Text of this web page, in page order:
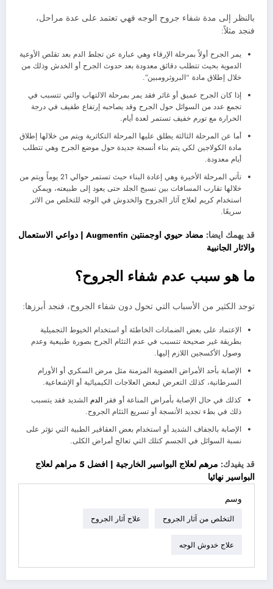
بالنظر إلى مدة شفاء جروح الوجه فهي تعتمد على عدة مراحل،
فنجد مثلاً:
يمر الجرح أولاً بمرحلة الإرقاء وهي عبارة عن تجلط الدم بعد تقلص الأوعية
الدموية بحيث تتطلب دقائق معدودة بعد حدوث الجرح أو الخدش وذلك من
خلال إطلاق مادة “البروثرومبين”.
إذا كان الجرح عميق أو غائر فقد يمر بمرحلة الالتهاب والتي تتسبب في
تجمع عدد من السوائل حول الجرح وقد يصاحبه إرتفاع طفيف في درجة
الحرارة مع تورم خفيف تستمر لعدة أيام.
أما عن المرحلة الثالثة يطلق عليها المرحلة التكاثرية ويتم من خلالها إطلاق
مادة الكولاجين لكي يتم بناء أنسجة جديدة حول موضع الجرح وهي تتطلب
أيام معدودة.
تأتي المرحلة الأخيرة وهي إعادة البناء حيث تستمر حوالي 21 يوماً ويتم من
خلالها تقارب المسافات بين نسيج الجلد حتى يعود إلى طبيعته، ويمكن
استخدام كريم لعلاج آثار الجروح والخدوش في الوجه للتخلص من الاثر
سريعًا.
قد يهمك ايضا:
مضاد حيوي اوجمنتين Augmentin | دواعي الاستعمال
والاثار الجانبية
ما هو سبب عدم شفاء الجروح؟
توجد الكثير من الأسباب التي تحول دون شفاء الجروح، فنجد أبرزها:
الإعتماد على بعض الضمادات الخاطئة أو استخدام الخيوط التجميلية
بطريقة غير صحيحة تتسبب في عدم التئام الجرح بصورة طبيعية وعدم
وصول الأكسجين اللازم إليها.
الإصابة بأحد الأمراض العضوية المزمنة مثل مرض السكري أو الأورام
السرطانية، كذلك التعرض لبعض العلاجات الكيميائية أو الإشعاعية.
كذلك في حال الإصابة بأمراض المناعة أو فقر الدم الشديد فقد يتسبب
ذلك في بطء تجديد الأنسجة أو تسريع التئام الجروح.
الإصابة بالجفاف الشديد أو استخدام بعض العقاقير الطبية التي تؤثر على
نسبة السوائل في الجسم كتلك التي تعالج أمراض الكلى.
قد يفيدك:
مرهم لعلاج البواسير الخارجية | افضل 5 مراهم لعلاج
البواسير نهائيا
وسم
التخلص من آثار الجروح علاج آثار الجروح
علاج خدوش الوجه